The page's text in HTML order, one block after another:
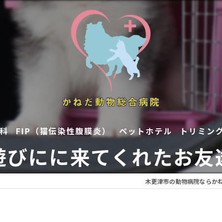
FIP（猫伝染性腹膜炎） ペットホテル トリミン
びにに来てくれたお友
木更津市の動物病院ならか